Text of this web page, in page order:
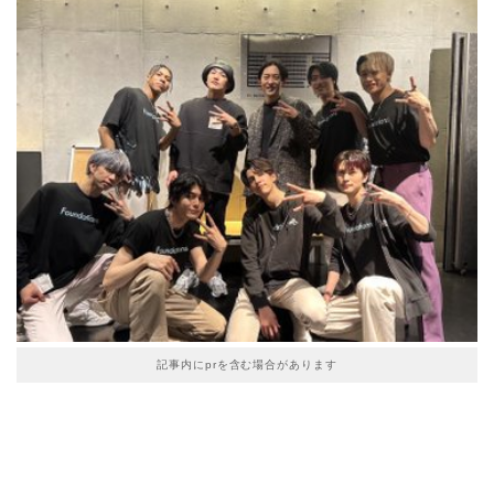
記事内にprを含む場合があります